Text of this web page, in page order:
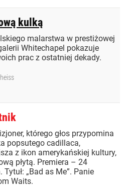
kulką
malarstwa w prestiżowej
Whitechapel pokazuje
prac z ostatniej dekady.
którego głos przypomina
popsutego cadillaca,
z ikon amerykańskiej kultury,
płytą. Premiera – 24
„Bad as Me”. Panie
Waits.